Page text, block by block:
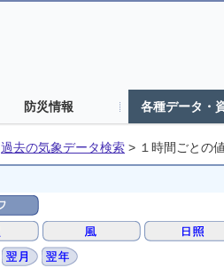
防災情報 各種データ・
過去の気象データ検索 > １時間ごとの